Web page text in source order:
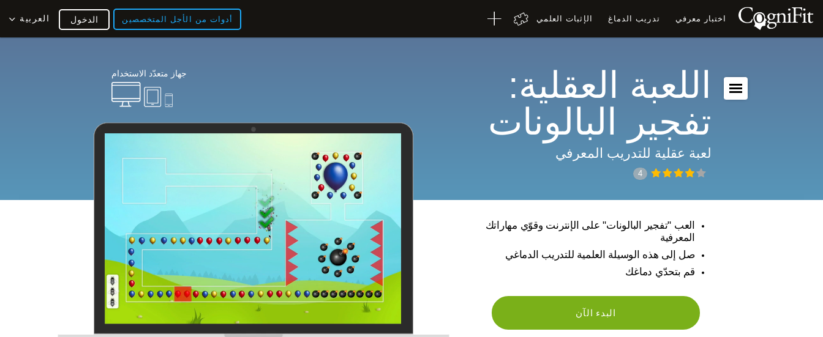
اختبار معرفي تدريب الدماغ الإثبات العلمي أدوات من الأجل المتخصصين العربية الدخول
جهاز متعدّد الاستخدام
اللعبة العقلية:
تفجير البالونات
لعبة عقلية للتدريب المعرفي
4
العب "تفجير البالونات" على الإنترنت وقوّي مهاراتك
المعرفية
صل إلى هذه الوسيلة العلمية للتدريب الدماغي
قم بتحدّي دماغك
البدء الآن